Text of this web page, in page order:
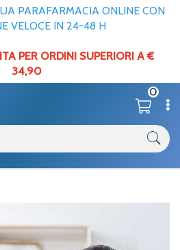
PARAFARMACIA ONLINE CON
VELOCE IN 24-48 H
PER ORDINI SUPERIORI A €
34,90
0